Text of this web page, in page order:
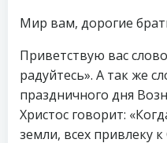
Мир вам, дорогие
Приветствую вас
радуйтесь». А так же
праздничного дня
Христос говорит:
земли, всех привлеку